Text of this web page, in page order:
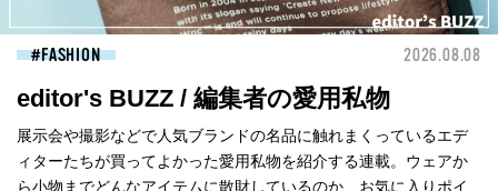
FASHION 2026.08.08
editor's BUZZ / 編集者の愛用私物
展示会や撮影などで人気ブランドの名品に触れまくっているエデ
ィターたちが買ってよかった愛用私物を紹介する連載。ウェアか
ら小物までどんなアイテムに散財しているのか、お気に入りポイ